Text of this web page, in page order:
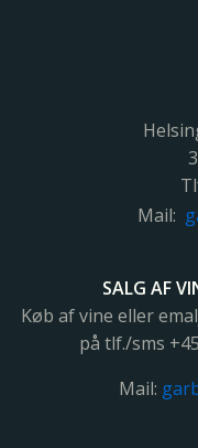
Mail:
SALG AF
Køb af vine eller
på tlf./sms
Mail: